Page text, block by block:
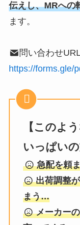
伝えし、MRへの
ます。
問い合わせURL
https://forms.gle/
【このよ
いっぱいの
急配を頼
出荷調整
まう…
メーカー